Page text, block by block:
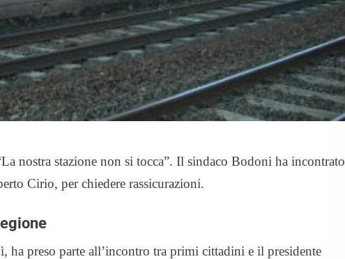
nostra stazione non si tocca”. Il sindaco Bodoni ha incontrato
Cirio, per chiedere rassicurazioni.
ha preso parte all’incontro tra primi cittadini e il presidente